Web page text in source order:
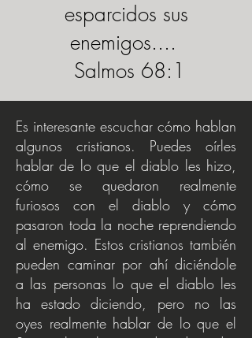
esparcidos sus
enemigos....
Salmos 68:1
Es interesante escuchar cómo hablan
algunos cristianos. Puedes oírles
hablar de lo que el diablo les hizo,
cómo se quedaron realmente
furiosos con el diablo y cómo
pasaron toda la noche reprendiendo
al enemigo. Estos cristianos también
pueden caminar por ahí diciéndole
a las personas lo que el diablo les
ha estado diciendo, pero no las
oyes realmente hablar de lo que el